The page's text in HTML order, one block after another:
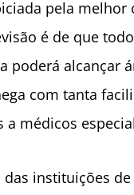
pela
é de que
poderá alcançar
com tanta
médicos
instituições